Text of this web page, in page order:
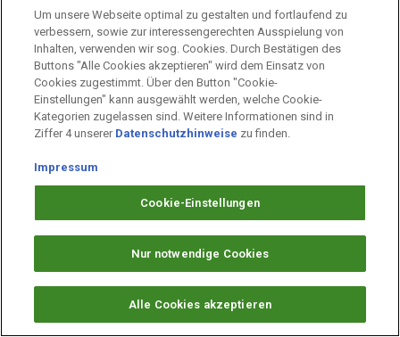
Impressum
Unternehmen
Arbeiten bei PAYBACK
Fragen & Hilfe
Datenschutz
Cookie-Einstellungen
Um unsere Webseite optimal zu gestalten und fortlaufend zu
verbessern, sowie zur interessengerechten Ausspielung von
Inhalten, verwenden wir sog. Cookies. Durch Bestätigen des
Buttons "Alle Cookies akzeptieren" wird dem Einsatz von
Cookies zugestimmt. Über den Button "Cookie-
Einstellungen" kann ausgewählt werden, welche Cookie-
Kategorien zugelassen sind. Weitere Informationen sind in
Ziffer 4 unserer Datenschutzhinweise zu finden.
Impressum
Cookie-Einstellungen
Nur notwendige Cookies
Alle Cookies akzeptieren